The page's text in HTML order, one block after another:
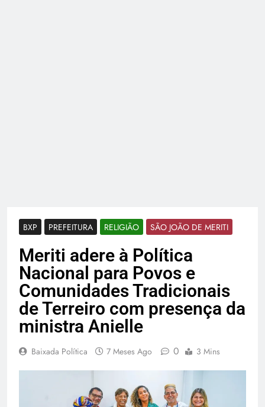
BXP PREFEITURA RELIGIÃO SÃO JOÃO DE MERITI
Meriti adere à Política
Nacional para Povos e
Comunidades Tradicionais
de Terreiro com presença da
ministra Anielle
Baixada Política 7 Meses Ago 0 3 Mins